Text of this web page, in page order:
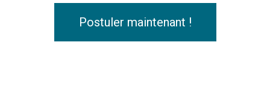
Postuler maintenant !